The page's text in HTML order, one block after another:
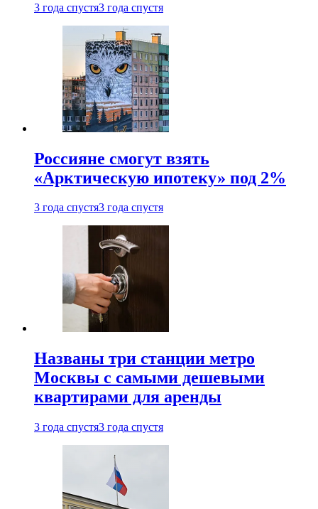
3 года спустя3 года спустя
Россияне смогут взять
«Арктическую ипотеку» под 2%
3 года спустя3 года спустя
Названы три станции метро
Москвы с самыми дешевыми
квартирами для аренды
3 года спустя3 года спустя